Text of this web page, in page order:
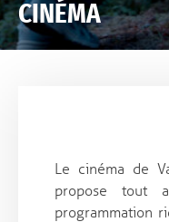
CINÉMA
Le cinéma de
propose tout
programmation